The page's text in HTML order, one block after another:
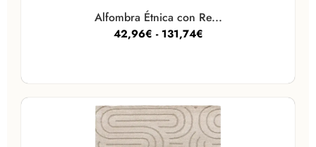
Alfombra Étnica con Re...
42,96€ - 131,74€